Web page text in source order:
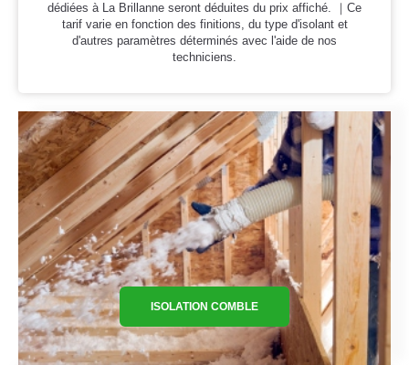
dédiées à La Brillanne seront déduites du prix affiché. ｜Ce
tarif varie en fonction des finitions, du type d'isolant et
d'autres paramètres déterminés avec l'aide de nos
techniciens.
ISOLATION COMBLE